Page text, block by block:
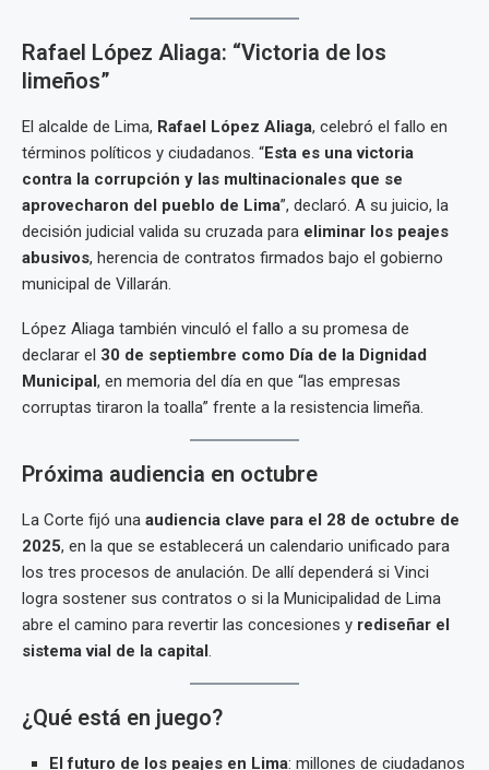
Rafael López Aliaga: “Victoria de los
limeños”
El alcalde de Lima, Rafael López Aliaga, celebró el fallo en
términos políticos y ciudadanos. “Esta es una victoria
contra la corrupción y las multinacionales que se
aprovecharon del pueblo de Lima”, declaró. A su juicio, la
decisión judicial valida su cruzada para eliminar los peajes
abusivos, herencia de contratos firmados bajo el gobierno
municipal de Villarán.
López Aliaga también vinculó el fallo a su promesa de
declarar el 30 de septiembre como Día de la Dignidad
Municipal, en memoria del día en que “las empresas
corruptas tiraron la toalla” frente a la resistencia limeña.
Próxima audiencia en octubre
La Corte fijó una audiencia clave para el 28 de octubre de
2025, en la que se establecerá un calendario unificado para
los tres procesos de anulación. De allí dependerá si Vinci
logra sostener sus contratos o si la Municipalidad de Lima
abre el camino para revertir las concesiones y rediseñar el
sistema vial de la capital.
¿Qué está en juego?
El futuro de los peajes en Lima: millones de ciudadanos